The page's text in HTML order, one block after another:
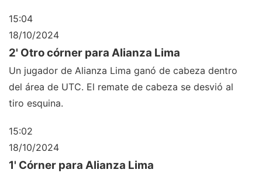
15:04
18/10/2024
2' Otro córner para Alianza Lima
Un jugador de Alianza Lima ganó de cabeza dentro
del área de UTC. El remate de cabeza se desvió al
tiro esquina.
15:02
18/10/2024
1' Córner para Alianza Lima